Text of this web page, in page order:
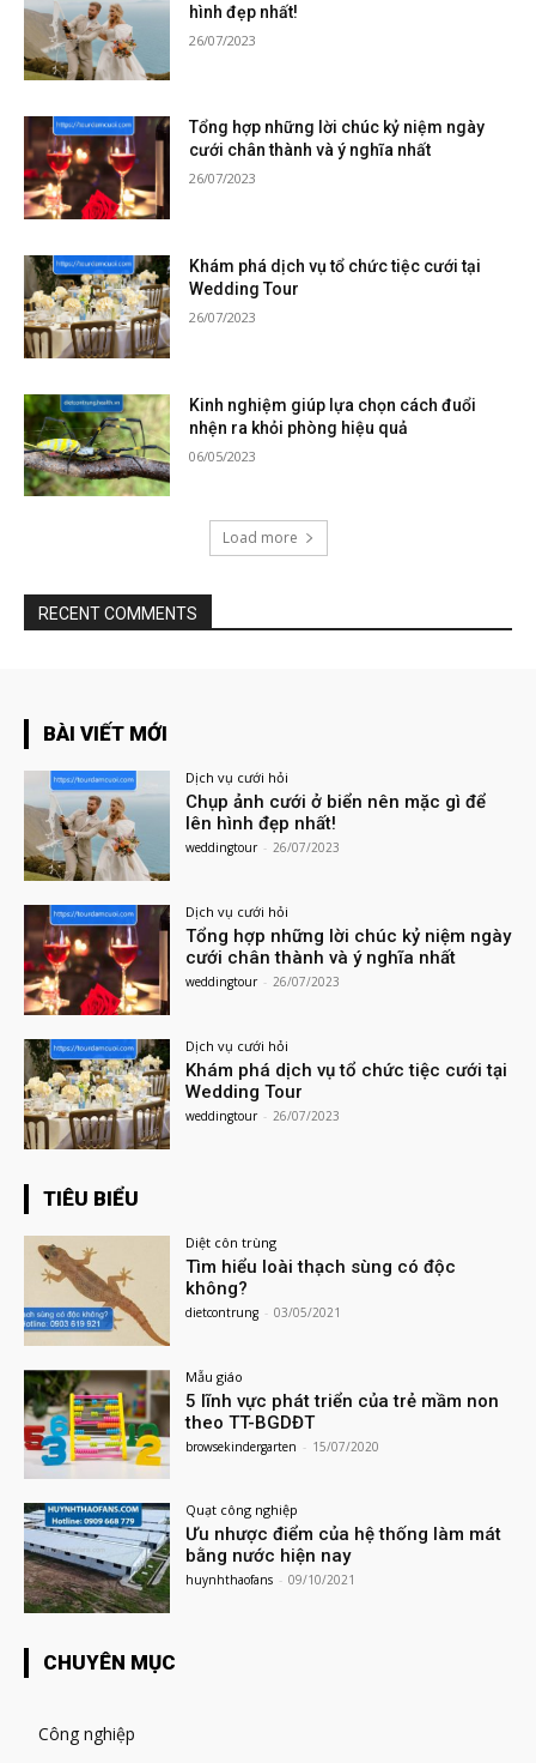
hình đẹp nhất!
26/07/2023
Tổng hợp những lời chúc kỷ niệm ngày
cưới chân thành và ý nghĩa nhất
26/07/2023
Khám phá dịch vụ tổ chức tiệc cưới tại
Wedding Tour
26/07/2023
Kinh nghiệm giúp lựa chọn cách đuổi
nhện ra khỏi phòng hiệu quả
06/05/2023
Load more
RECENT COMMENTS
BÀI VIẾT MỚI
Dịch vụ cưới hỏi
Chụp ảnh cưới ở biển nên mặc gì để
lên hình đẹp nhất!
weddingtour - 26/07/2023
Dịch vụ cưới hỏi
Tổng hợp những lời chúc kỷ niệm ngày
cưới chân thành và ý nghĩa nhất
weddingtour - 26/07/2023
Dịch vụ cưới hỏi
Khám phá dịch vụ tổ chức tiệc cưới tại
Wedding Tour
weddingtour - 26/07/2023
TIÊU BIỂU
Diệt côn trùng
Tìm hiểu loài thạch sùng có độc
không?
dietcontrung - 03/05/2021
Mẫu giáo
5 lĩnh vực phát triển của trẻ mầm non
theo TT-BGDĐT
browsekindergarten - 15/07/2020
Quạt công nghiệp
Ưu nhược điểm của hệ thống làm mát
bằng nước hiện nay
huynhthaofans - 09/10/2021
CHUYÊN MỤC
Công nghiệp